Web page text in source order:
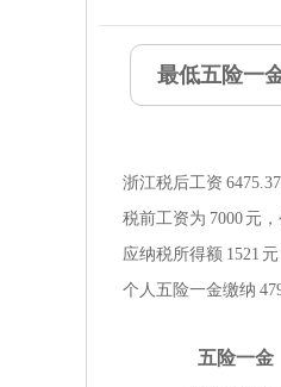
最低五险一
浙江税后工资 6475.37
税前工资为 7000元，
应纳税所得额 1521
个人五险一金缴纳
五险一金